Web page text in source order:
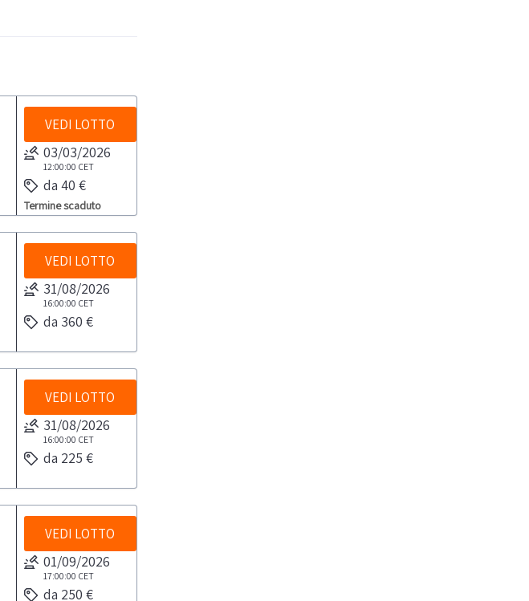
VEDI LOTTO
03/03/2026
12:00:00 CET
da 40 €
Termine scaduto
VEDI LOTTO
31/08/2026
16:00:00 CET
da 360 €
VEDI LOTTO
31/08/2026
16:00:00 CET
da 225 €
VEDI LOTTO
01/09/2026
17:00:00 CET
da 250 €